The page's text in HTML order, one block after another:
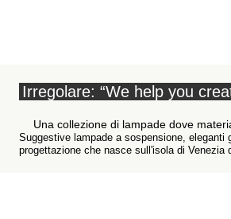
Irregolare: “We help you
Una collezione di lampade dove
Suggestive lampade a sospensione,
progettazione che nasce sull'isola di